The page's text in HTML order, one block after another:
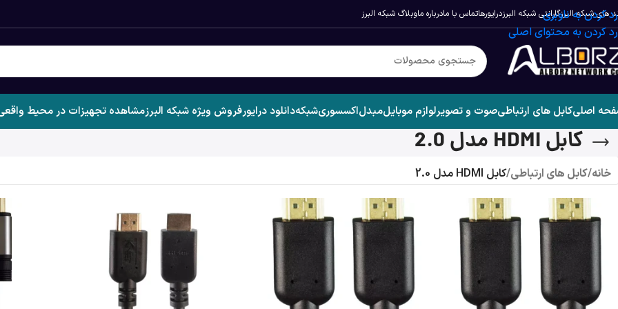
رد کردن به ناوبری
رد کردن به محتوای اصلی
های شبکه البرزگارانتی شبکه البرزدرایورهاتماس با مادرباره ماوبلاگ شبکه البرز
اصلیکابل های ارتباطیصوت و تصویرلوازم موبایلمبدلاکسسوریشبکهدانلود درایورفروش ویژه شبکه البرزمشاهده تجهیزات در محیط
کابل HDMI مدل 2.0
خانه/کابل های ارتباطی/کابل HDMI مدل 2.0